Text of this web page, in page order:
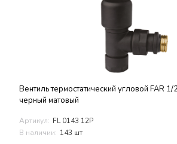
Вентиль термостатический угловой FAR
черный матовый
Артикул: FL 0143 12P
В наличии: 143 шт